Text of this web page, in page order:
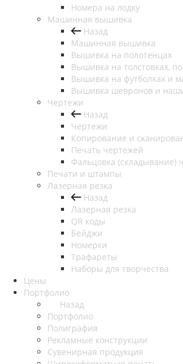
Номера на лодку
Машинная вышивка
Назад
Машинная вышивка
Вышивка на полотенцах
Вышивка на толстовках,
Вышивка на футболках и
Вышивка шевронов и
Чертежи
Назад
Чертежи
Копирование и
Печать чертежей
Фальцовка (складывание)
Печати и штампы
Лазерная резка
Назад
Лазерная резка
QR коды
Бейджи
Номерки
Трафареты
Наборы для творчества
Цены
Портфолио
Назад
Портфолио
Полиграфия
Рекламные конструкции
Сувенирная продукция